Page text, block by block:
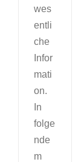
wes
entli
che
Infor
mati
on.
In
folge
nde
m